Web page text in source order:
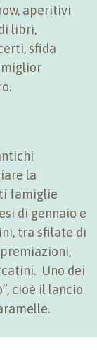
aperitivi
libri,
sfida
la
famiglie
di gennaio e
tra sfilate di
Uno dei
cioè il lancio